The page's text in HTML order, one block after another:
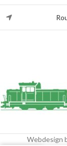
Webdesign